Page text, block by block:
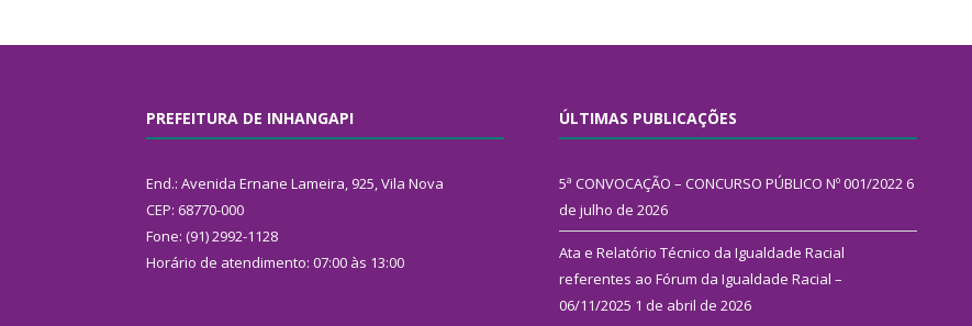
PREFEITURA DE INHANGAPI
End.: Avenida Ernane Lameira, 925, Vila Nova
CEP: 68770-000
Fone: (91) 2992-1128
Horário de atendimento: 07:00 às 13:00
ÚLTIMAS PUBLICAÇÕES
5ª CONVOCAÇÃO – CONCURSO PÚBLICO Nº 001/2022 6
de julho de 2026
Ata e Relatório Técnico da Igualdade Racial
referentes ao Fórum da Igualdade Racial –
06/11/2025 1 de abril de 2026